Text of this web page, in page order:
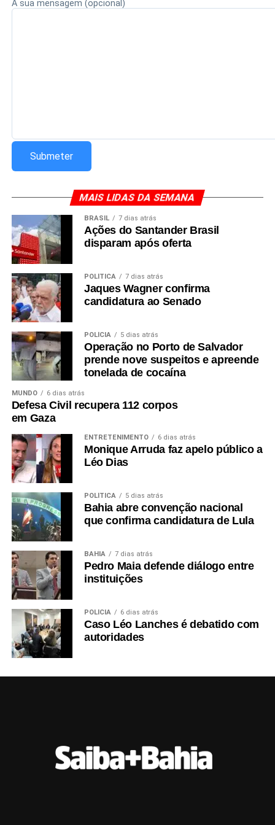
A sua mensagem (opcional)
MAIS LIDAS DA SEMANA
BRASIL 7 dias atrás
Ações do Santander Brasil
disparam após oferta
POLÍTICA 7 dias atrás
Jaques Wagner confirma
candidatura ao Senado
POLÍCIA 5 dias atrás
Operação no Porto de Salvador
prende nove suspeitos e apreende
tonelada de cocaína
MUNDO 6 dias atrás
Defesa Civil recupera 112 corpos
em Gaza
ENTRETENIMENTO 6 dias atrás
Monique Arruda faz apelo público a
Léo Dias
POLÍTICA 5 dias atrás
Bahia abre convenção nacional
que confirma candidatura de Lula
BAHIA 7 dias atrás
Pedro Maia defende diálogo entre
instituições
POLÍCIA 6 dias atrás
Caso Léo Lanches é debatido com
autoridades